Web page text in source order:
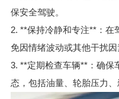
保安全驾驶。
2. **保持冷静和专注**：在
免因情绪波动或其他干扰因
3. **定期检查车辆**：确保
态，包括油量、轮胎压力